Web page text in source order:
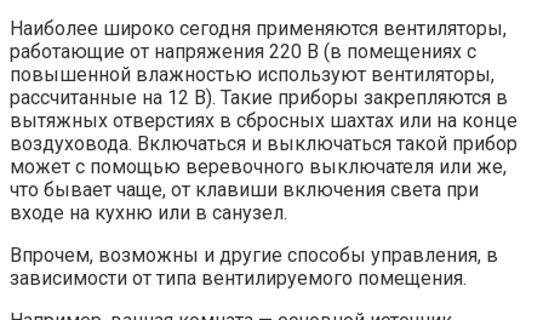
Наиболее широко сегодня применяются вентиляторы,
работающие от напряжения 220 В (в помещениях с
повышенной влажностью используют вентиляторы,
рассчитанные на 12 В). Такие приборы закрепляются в
вытяжных отверстиях в сбросных шахтах или на конце
воздуховода. Включаться и выключаться такой прибор
может с помощью веревочного выключателя или же,
что бывает чаще, от клавиши включения света при
входе на кухню или в санузел.
Впрочем, возможны и другие способы управления, в
зависимости от типа вентилируемого помещения.